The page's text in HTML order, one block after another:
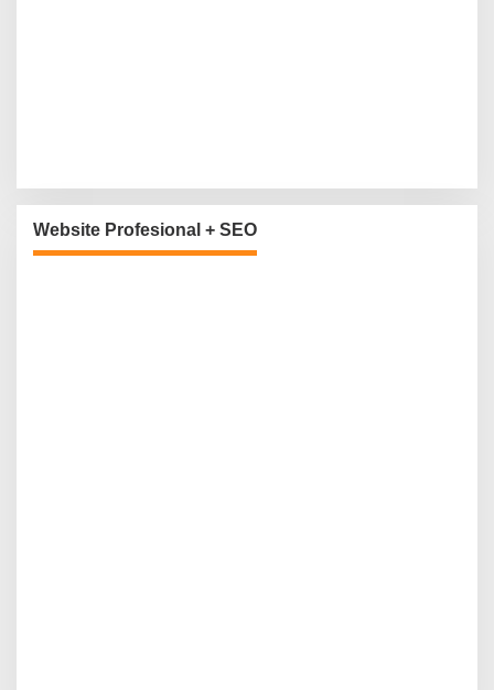
Website Profesional + SEO